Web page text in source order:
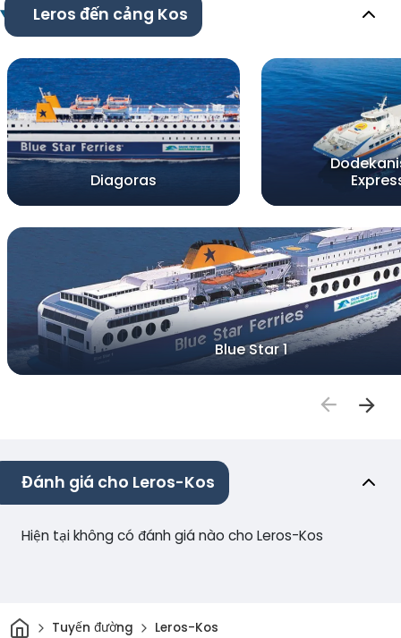
Leros đến cảng Kos
Diagoras
Blue Star 1
Đánh giá cho Leros-Kos
Hiện tại không có đánh giá nào cho Leros-Kos
Trang chủ
Tuyến đường Leros-Kos